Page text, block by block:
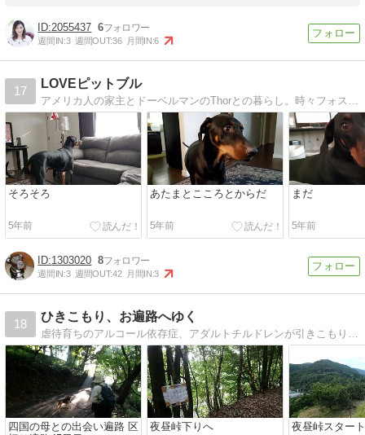
2055437 6
週間IN:3 週間OUT:36 月間IN:6
17
LOVEピットブル
アメリカ人の家主とドーベルマンのThorとの暮らし。時々フォスターわんこのお世話に励んでいます。
そろそろ
5年前
あたまとこころとからだ
5年前
まだ
5年前
1303020 8
週間IN:3 週間OUT:42 月間IN:3
18
ひきこもり、お遍路へゆく
虐待育ちのアルコール依存症、アダルトチルドレンが引きこもりから脱出する為に挑んだ歩き遍路とその後。
四国の母との出会い遍路 区
夜昼峠下りへ 夜昼峠スタート